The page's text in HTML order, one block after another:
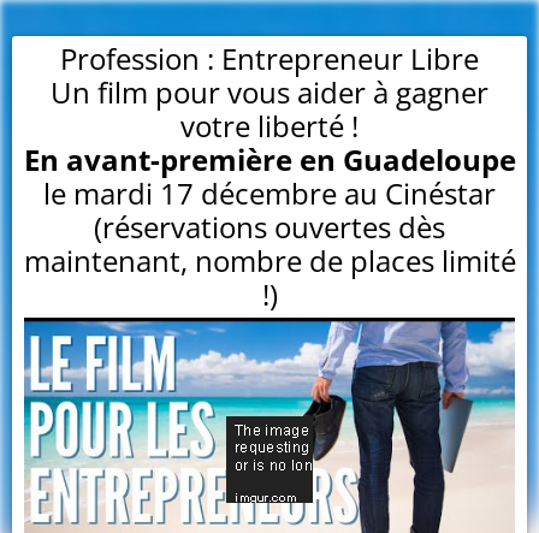
Profession : Entrepreneur Libre
Un film pour vous aider à gagner
votre liberté !
En avant-première en Guadeloupe
le mardi 17 décembre au Cinéstar
(réservations ouvertes dès
maintenant, nombre de places limité
!)